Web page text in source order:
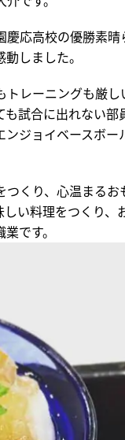
応高校の優勝素晴
しました。
レーニングも厳し
試合に出れない部
ジョイベースボ
くり、心温まるお
い料理をつくり、
です。